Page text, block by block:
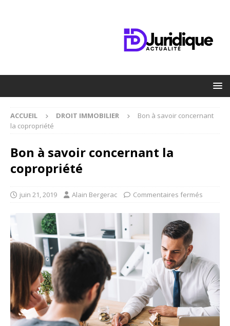
ACCUEIL DROIT IMMOBILIER
Bon à savoir concernant
la copropriété
Bon à savoir concernant la
copropriété
juin 21, 2019 Alain Bergerac Commentaires fermés